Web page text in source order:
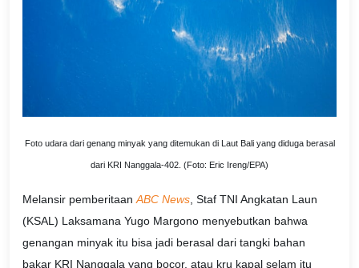
Foto udara dari genang minyak yang ditemukan di Laut Bali yang diduga berasal
dari KRI Nanggala-402. (Foto: Eric Ireng/EPA)
Melansir pemberitaan ABC News , Staf TNI Angkatan Laun
(KSAL) Laksamana Yugo Margono menyebutkan bahwa
genangan minyak itu bisa jadi berasal dari tangki bahan
bakar KRI Nanggala yang bocor, atau kru kapal selam itu